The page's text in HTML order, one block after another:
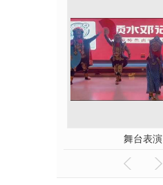
舞台表演